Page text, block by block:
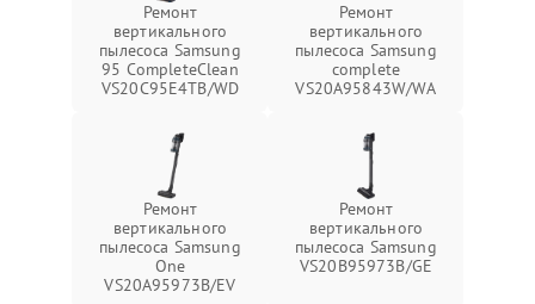
Ремонт
вертикального
пылесоса Samsung
95 CompleteClean
VS20C95E4TB/WD
Ремонт
вертикального
пылесоса Samsung
complete
VS20A95843W/WA
Ремонт
вертикального
пылесоса Samsung
One
VS20A95973B/EV
Ремонт
вертикального
пылесоса Samsung
VS20B95973B/GE